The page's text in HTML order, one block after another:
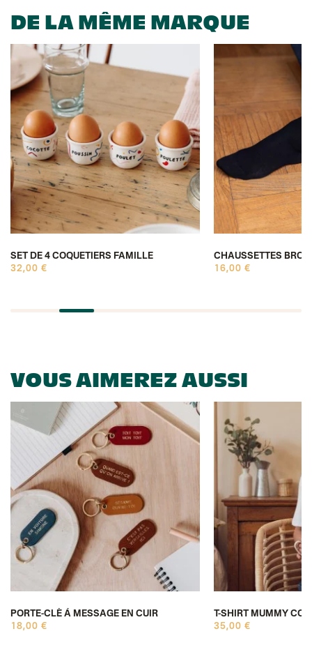
DE LA MÊME MARQUE
SET DE 4 COQUETIERS FAMILLE
32,00 €
CHAUSSETTES
16,00 €
VOUS AIMEREZ AUSSI
PORTE-CLÉ À MESSAGE EN CUIR
18,00 €
T-SHIRT MUMMY
35,00 €